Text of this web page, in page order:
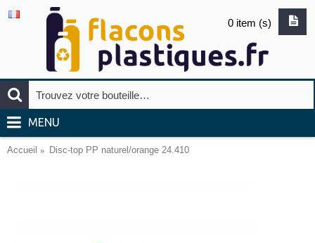
0 item (s)
MENU
Accueil Disc-top PP naturel/orange 24.410